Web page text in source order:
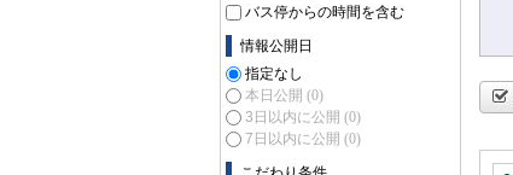
バス停からの時間を含む
情報公開日
指定なし
本日公開 (0)
3日以内に公開 (0)
7日以内に公開 (0)